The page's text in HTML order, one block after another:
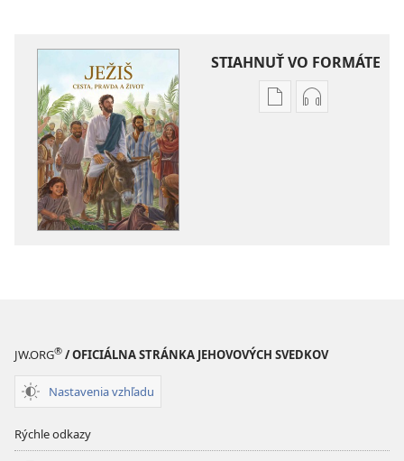
STIAHNUŤ VO FORMÁTE
MožnostiMožnosti
JW.ORG® / OFICIÁLNA STRÁNKA JEHOVOVÝCH SVEDKOV
Nastavenia vzhľadu
Rýchle odkazy